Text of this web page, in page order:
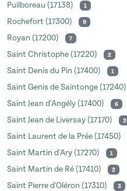
Puilboreau (17138) 1
Rochefort (17300) 9
Royan (17200) 7
Saint Christophe (17220) 2
Saint Denis du Pin (17400) 1
Saint Genis de Saintonge (17240)
Saint Jean d'Angély (17400) 6
Saint Jean de Liversay (17170) 2
Saint Laurent de la Prée (17450)
Saint Martin d'Ary (17270) 1
Saint Martin de Ré (17410) 2
Saint Pierre d'Oléron (17310) 3